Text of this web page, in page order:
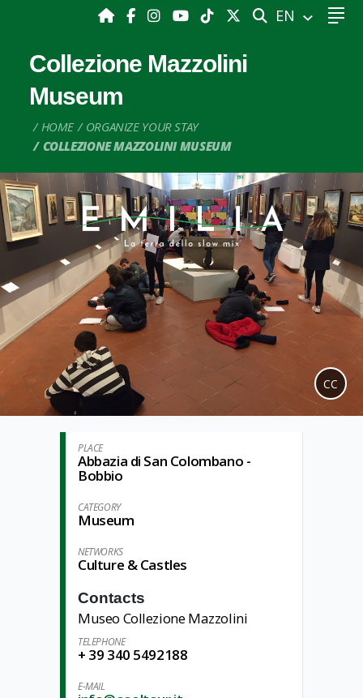
SEARCH
EN
Collezione Mazzolini
Museum
HOME
ORGANIZE YOUR STAY
COLLEZIONE MAZZOLINI MUSEUM
CC
PLACE
Abbazia di San Colombano -
Bobbio
CATEGORY
Museum
NETWORKS
Culture & Castles
Contacts
Museo Collezione Mazzolini
TELEPHONE
+ 39 340 5492188
E-MAIL